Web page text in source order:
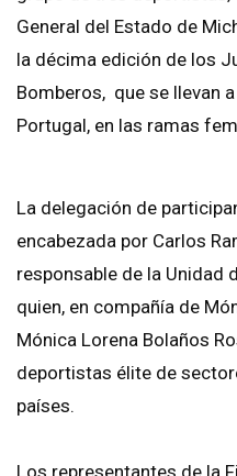
General del Estado de
la décima edición de los
Bomberos, que se llevan
Portugal, en las ramas
La delegación de
encabezada por Carlos
responsable de la Unidad
quien, en compañía de
Mónica Lorena Bolaños
deportistas élite de
países.
Los representantes de la